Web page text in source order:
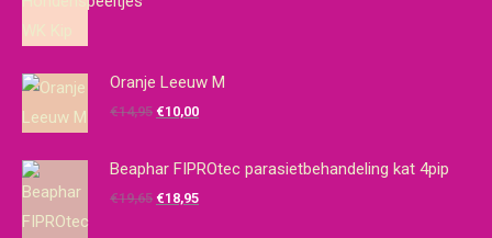
Oranje Leeuw M
€14,95 Oorspronkelijke
was:
€14,95.
€10,00Huidige
is:
€10,00.
Beaphar FIPROtec parasietbehandeling kat 4pip
€19,65 Oorspronkelijke
€18,95Huidige